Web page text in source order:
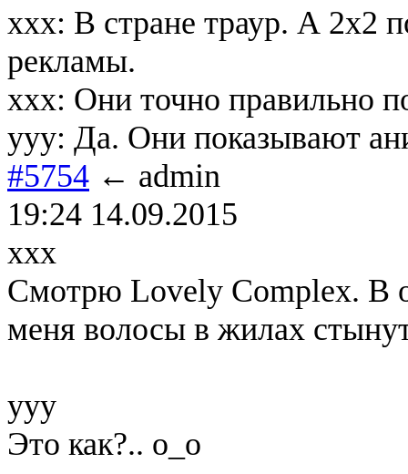
xxx: В стране траур. А 2х2
рекламы.
xxx: Они точно правильно
yyy: Да. Они показывают
#5754 ← admin
19:24 14.09.2015
xxx
Cмотрю Lovely Complex. В
меня волосы в жилах
yyy
Это как?.. о_о